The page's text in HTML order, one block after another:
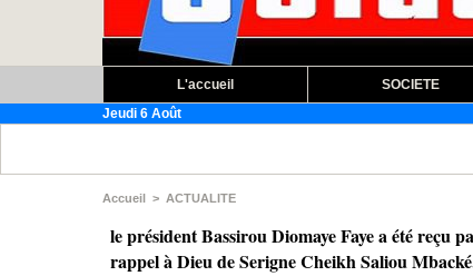
L'accueil SOCIETE
Jeudi 6 Août
Accueil > ACTUALITE
le président Bassirou Diomaye Faye a été reçu
rappel à Dieu de Serigne Cheikh Saliou